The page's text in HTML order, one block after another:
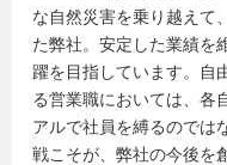
な自然災害を乗り越えて
た弊社。安定した業績を
躍を目指しています。自
る営業職においては、各
アルで社員を縛るのでは
戦こそが、弊社の今後を